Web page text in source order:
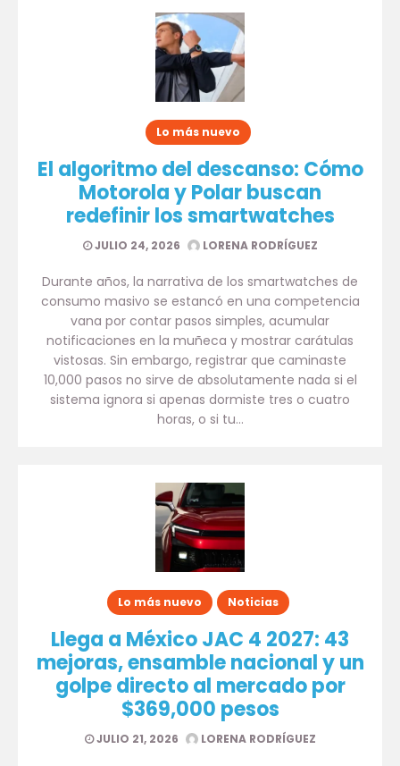
Lo más nuevo
El algoritmo del descanso: Cómo
Motorola y Polar buscan
redefinir los smartwatches
JULIO 24, 2026 LORENA RODRÍGUEZ
Durante años, la narrativa de los smartwatches de
consumo masivo se estancó en una competencia
vana por contar pasos simples, acumular
notificaciones en la muñeca y mostrar carátulas
vistosas. Sin embargo, registrar que caminaste
10,000 pasos no sirve de absolutamente nada si el
sistema ignora si apenas dormiste tres o cuatro
horas, o si tu…
Lo más nuevo Noticias
Llega a México JAC 4 2027: 43
mejoras, ensamble nacional y un
golpe directo al mercado por
$369,000 pesos
JULIO 21, 2026 LORENA RODRÍGUEZ